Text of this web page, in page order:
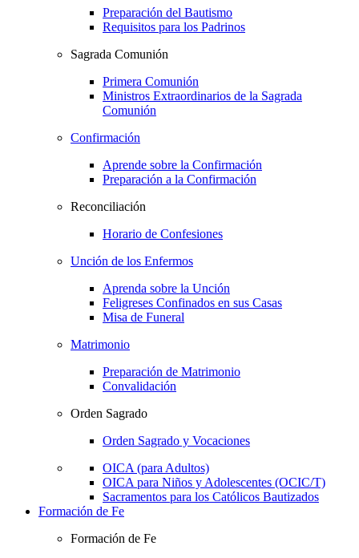
Preparación del Bautismo
Requisitos para los Padrinos
Sagrada Comunión
Primera Comunión
Ministros Extraordinarios de la Sagrada
Comunión
Confirmación
Aprende sobre la Confirmación
Preparación a la Confirmación
Reconciliación
Horario de Confesiones
Unción de los Enfermos
Aprenda sobre la Unción
Feligreses Confinados en sus Casas
Misa de Funeral
Matrimonio
Preparación de Matrimonio
Convalidación
Orden Sagrado
Orden Sagrado y Vocaciones
OICA (para Adultos)
OICA para Niños y Adolescentes (OCIC/T)
Sacramentos para los Católicos Bautizados
Formación de Fe
Formación de Fe